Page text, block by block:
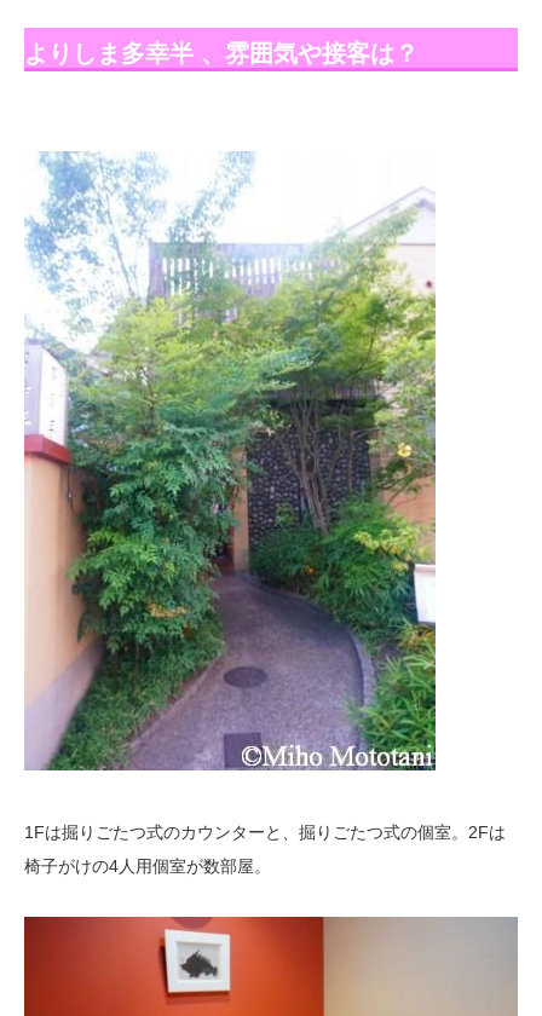
よりしま多幸半 、雰囲気や接客は？
1Fは掘りごたつ式のカウンターと、掘りごたつ式の個室。2Fは
椅子がけの4人用個室が数部屋。